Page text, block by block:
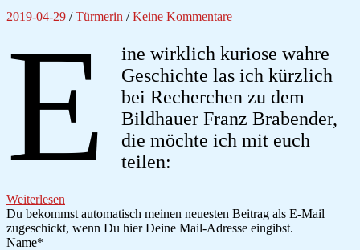
2019-04-29 /Türmerin /Keine Kommentare
E
ine wirklich kuriose wahre
Geschichte las ich kürzlich
bei Recherchen zu dem
Bildhauer Franz Brabender,
die möchte ich mit euch
teilen:
Weiterlesen
Du bekommst automatisch meinen neuesten Beitrag als E-Mail
zugeschickt, wenn Du hier Deine Mail-Adresse eingibst.
Name*